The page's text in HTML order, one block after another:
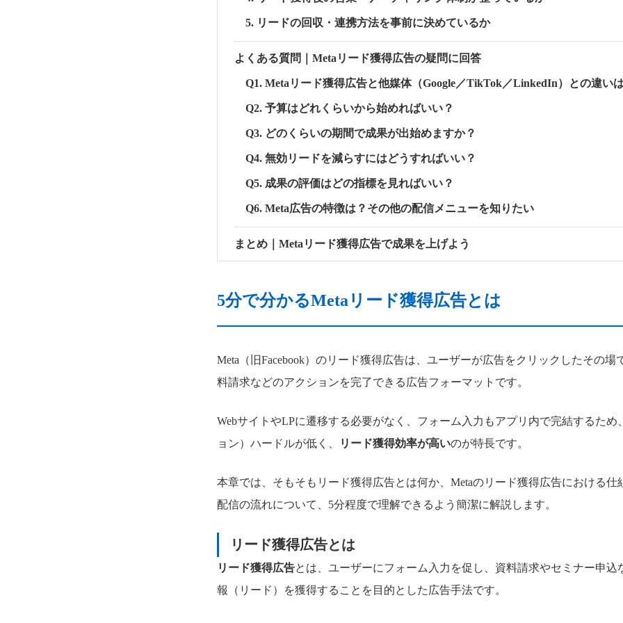
5. リードの回収・連携方法を事前に決めているか
よくある質問｜Metaリード獲得広告の疑問に回答
Q1. Metaリード獲得広告と他媒体（Google／TikTok／LinkedIn）との違い
Q2. 予算はどれくらいから始めればいい？
Q3. どのくらいの期間で成果が出始めますか？
Q4. 無効リードを減らすにはどうすればいい？
Q5. 成果の評価はどの指標を見ればいい？
Q6. Meta広告の特徴は？その他の配信メニューを知りたい
まとめ｜Metaリード獲得広告で成果を上げよう
5分で分かるMetaリード獲得広告とは
Meta（旧Facebook）のリード獲得広告は、ユーザーが広告をクリックしたその場
料請求などのアクションを完了できる広告フォーマットです。
WebサイトやLPに遷移する必要がなく、フォーム入力もアプリ内で完結するため
ョン）ハードルが低く、
リード獲得効率が高いのが特長です。
本章では、そもそもリード獲得広告とは何か、Metaのリード獲得広告における仕
配信の流れについて、5分程度で理解できるよう簡潔に解説します。
リード獲得広告とは
リード獲得広告とは、ユーザーにフォーム入力を促し、資料請求やセミナー申込
報（リード）を獲得することを目的とした広告手法です。